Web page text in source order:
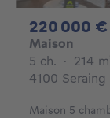
220 000 €
Maison
5 ch. 5
· 214
4100 Seraing
Maison 5